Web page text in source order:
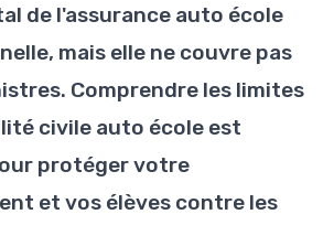
de l'assurance auto école
mais elle ne couvre pas
Comprendre les limites
civile auto école est
protéger votre
et vos élèves contre les